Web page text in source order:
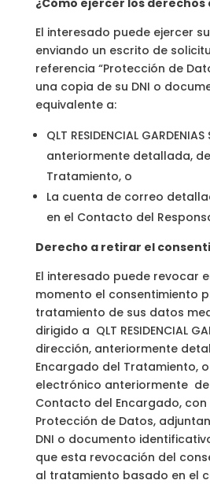
¿Cómo ejercer los
El interesado puede ejercer
enviando un escrito de
referencia “Protección de
una copia de su DNI o
equivalente a:
QLT RESIDENCIAL
anteriormente detallada,
Tratamiento, o
La cuenta de correo
en el Contacto del
Derecho a retirar el
El interesado puede revocar
momento el consentimiento
tratamiento de sus datos
dirigido a QLT RESIDENCIAL
dirección, anteriormente
Encargado del Tratamiento,
electrónico anteriormente
Contacto del Encargado,
Protección de Datos,
DNI o documento
que esta revocación del
al tratamiento basado en el